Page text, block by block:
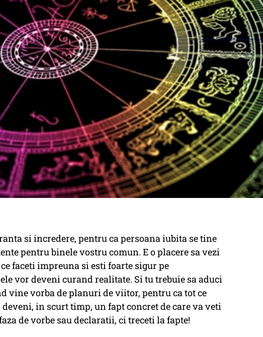
si incredere, pentru ca persoana iubita se tine
pentru binele vostru comun. E o placere sa vezi
faceti impreuna si esti foarte sigur pe
vor deveni curand realitate. Si tu trebuie sa aduci
vine vorba de planuri de viitor, pentru ca tot ce
in scurt timp, un fapt concret de care va veti
de vorbe sau declaratii, ci treceti la fapte!